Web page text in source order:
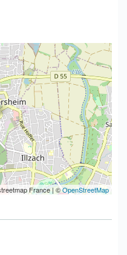
France | ©OpenStreetMap